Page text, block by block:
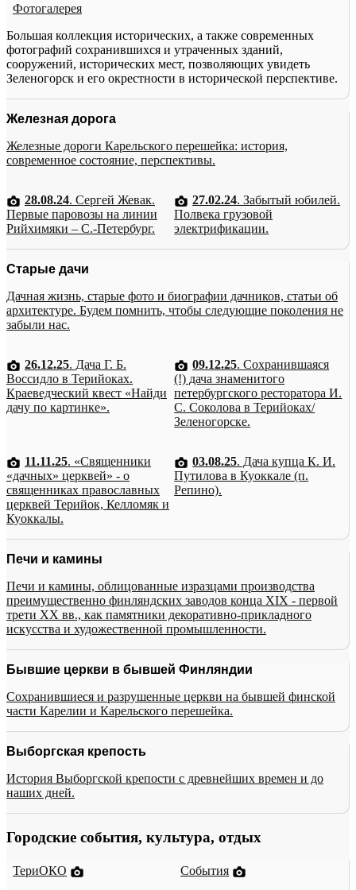
Фотогалерея
Большая коллекция исторических, а также современных
фотографий сохранившихся и утраченных зданий,
сооружений, исторических мест, позволяющих увидеть
Зеленогорск и его окрестности в исторической перспективе.
Железная дорога
Железные дороги Карельского перешейка: история,
современное состояние, перспективы.
28.08.24. Сергей Жевак.
Первые паровозы на линии
Рийхимяки – С.-Петербург.
27.02.24. Забытый юбилей.
Полвека грузовой
электрификации.
Старые дачи
Дачная жизнь, старые фото и биографии дачников, статьи об
архитектуре. Будем помнить, чтобы следующие поколения не
забыли нас.
26.12.25. Дача Г. Б.
Воссидло в Терийоках.
Краеведческий квест «Найди
дачу по картинке».
09.12.25. Сохранившаяся
(!) дача знаменитого
петербургского ресторатора И.
С. Соколова в Терийоках/
Зеленогорске.
11.11.25. «Священники
«дачных» церквей» - о
священниках православных
церквей Терийок, Келломяк и
Куоккалы.
03.08.25. Дача купца К. И.
Путилова в Куоккале (п.
Репино).
Печи и камины
Печи и камины, облицованные изразцами производства
преимущественно финляндских заводов конца XIX - первой
трети XX вв., как памятники декоративно-прикладного
искусства и художественной промышленности.
Бывшие церкви в бывшей Финляндии
Сохранившиеся и разрушенные церкви на бывшей финской
части Карелии и Карельского перешейка.
Выборгская крепость
История Выборгской крепости с древнейших времен и до
наших дней.
Городские события, культура, отдых
ТериОКО
События